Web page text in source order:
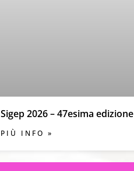
Sigep 2026 – 47esima edizione
PIÙ INFO »